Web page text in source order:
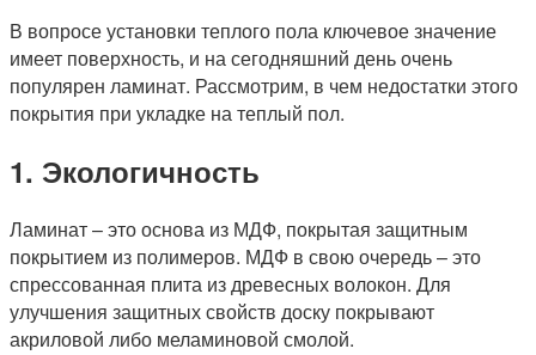
В вопросе установки теплого пола ключевое значение
имеет поверхность, и на сегодняшний день очень
популярен ламинат. Рассмотрим, в чем недостатки этого
покрытия при укладке на теплый пол.
1. Экологичность
Ламинат – это основа из МДФ, покрытая защитным
покрытием из полимеров. МДФ в свою очередь – это
спрессованная плита из древесных волокон. Для
улучшения защитных свойств доску покрывают
акриловой либо меламиновой смолой.